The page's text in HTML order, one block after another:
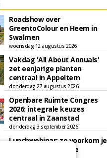
Roadshow over
GreentoColour en Heem in
Swalmen
woensdag 12 augustus 2026
Vakdag 'All About Annuals'
zet eenjarige planten
centraal in Appeltern
donderdag 27 augustus 2026
Openbare Ruimte Congres
2026: integrale keuzes
centraal in Zaanstad
donderdag 3 september 2026
Lunchwebinar: zo voorkom je
dat natuurinclusieve